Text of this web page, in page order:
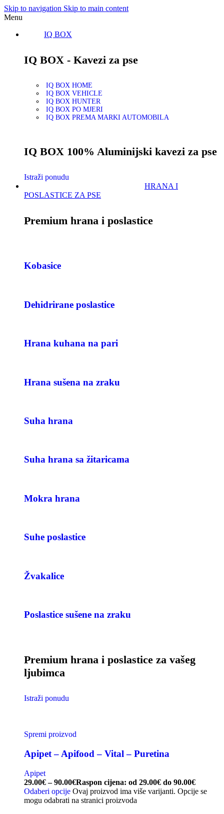
Skip to navigation Skip to main content
Menu
IQ BOX
IQ BOX - Kavezi za pse
IQ BOX HOME
IQ BOX VEHICLE
IQ BOX HUNTER
IQ BOX PO MJERI
IQ BOX PREMA MARKI AUTOMOBILA
IQ BOX 100% Aluminijski kavezi za pse
Istraži ponudu
HRANA I
POSLASTICE ZA PSE
Premium hrana i poslastice
Kobasice
Dehidrirane poslastice
Hrana kuhana na pari
Hrana sušena na zraku
Suha hrana
Suha hrana sa žitaricama
Mokra hrana
Suhe poslastice
Žvakalice
Poslastice sušene na zraku
Premium hrana i poslastice za vašeg
ljubimca
Istraži ponudu
Spremi proizvod
Apipet – Apifood – Vital – Puretina
Apipet
29.00€ – 90.00€Raspon cijena: od 29.00€ do 90.00€
Odaberi opcije Ovaj proizvod ima više varijanti. Opcije se
mogu odabrati na stranici proizvoda